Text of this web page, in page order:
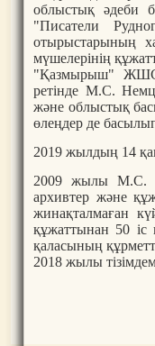
облыстық әдеби
"Писатели
отырыстарының
мүшелерінің
"Қазмырыш" ЖШС
ретінде М.С.
және облыстық
өлеңдер де
2019 жылдың 14
2009 жылы М.С.
архивтер және
жинақталмаған
құжаттынан 50
қаласының
2018 жылы